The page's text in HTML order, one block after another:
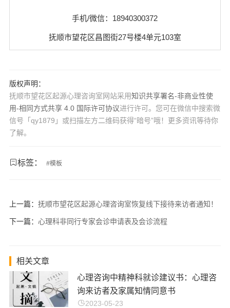
手机/微信：18940300372
抚顺市望花区昌图街27号楼4单元103室
版权声明：
抚顺市望花区起源心理咨询室网站采用知识共享署名-非商业性使
用-相同方式共享 4.0 国际许可协议进行许可。您可在微信中搜索微
信号「qy1879」或扫描左方二维码获得“暗号”哦！更多资讯等待你
了解。
标签： #模板
上一篇： 抚顺市望花区起源心理咨询室恢复线下接待来访者通知！
下一篇： 心理科非同行专家会诊申请表及会诊流程
相关文章
心理咨询中精神科就诊建议书：心理咨
询来访者及家属知情同意书
2023-05-23